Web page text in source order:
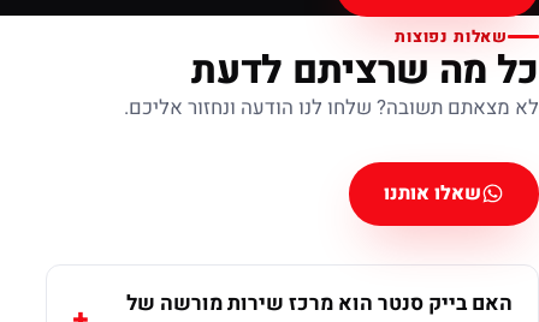
שאלות נפוצות
כל מה שרציתם לדעת
לא מצאתם תשובה? שלחו לנו הודעה ונחזור אליכם.
שאלו אותנו
האם בייק סנטר הוא מרכז שירות מורשה של